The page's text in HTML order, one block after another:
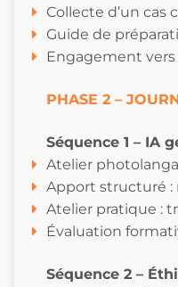
Collecte d’un cas
Guide de
Engagement vers
PHASE 2 –
Séquence 1 – IA
Atelier
Apport structuré :
Atelier pratique :
Évaluation
Séquence 2 –